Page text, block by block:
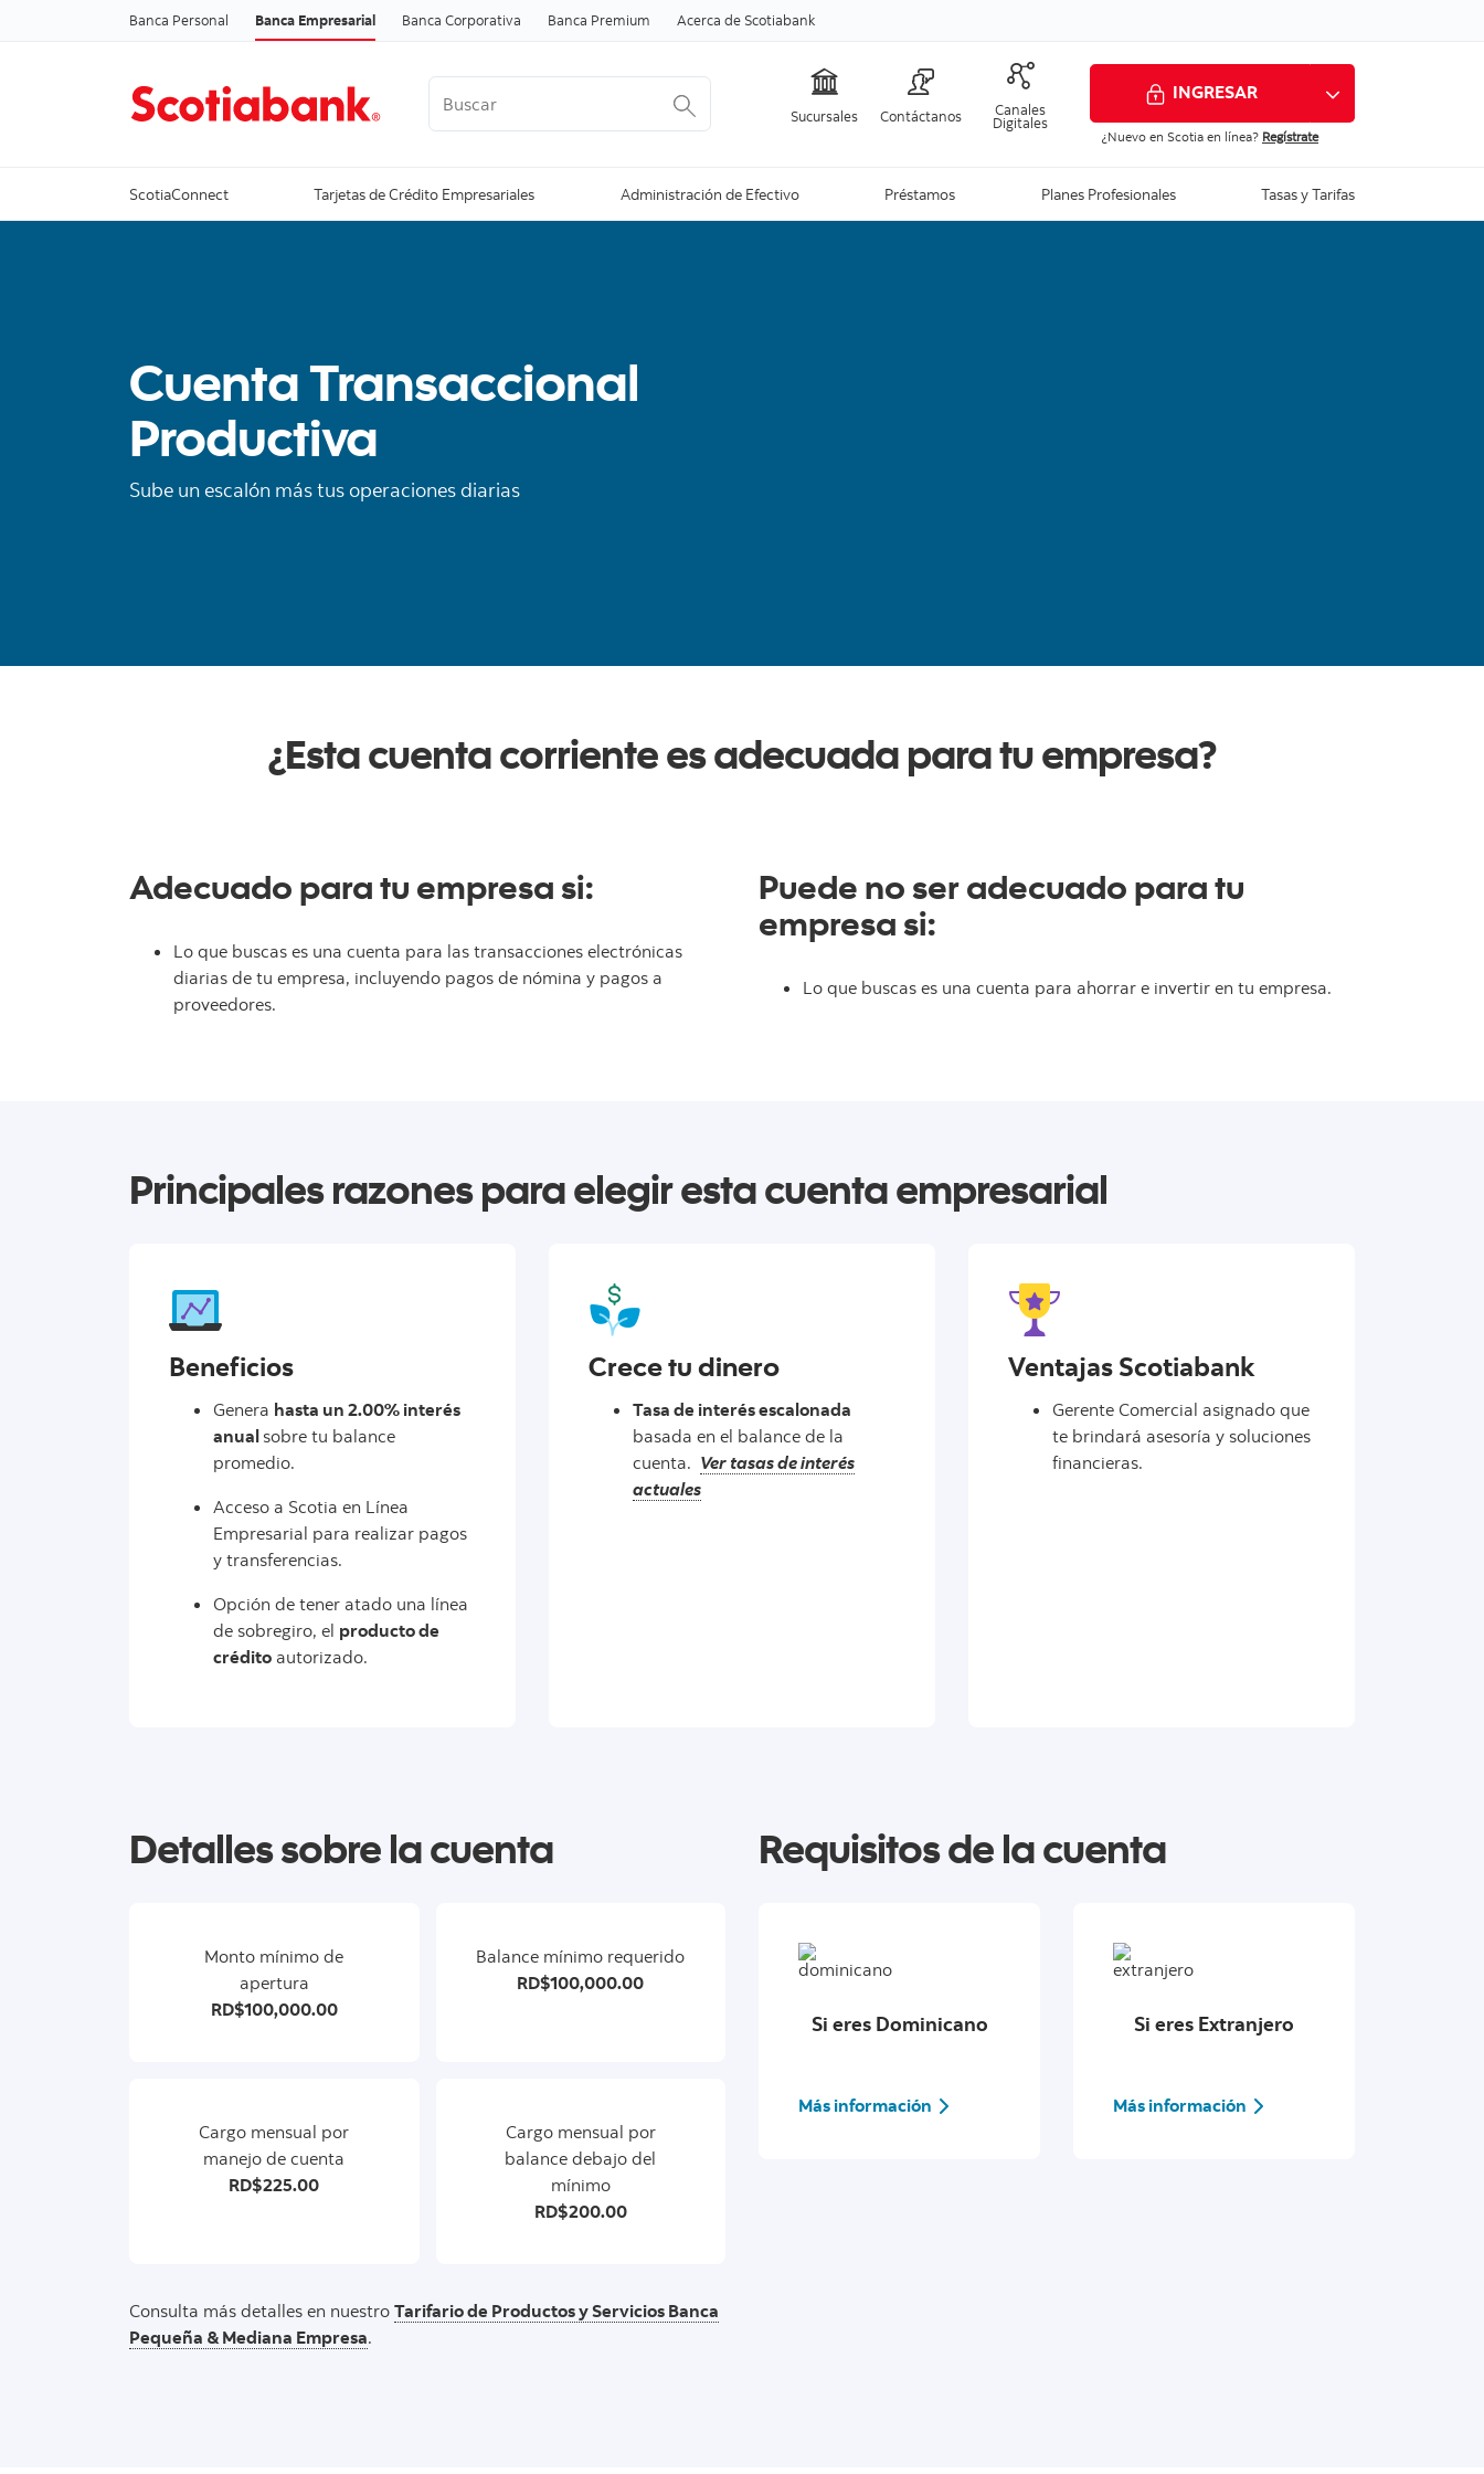
Skip to content
Banca Personal Banca Empresarial Banca Corporativa Banca Premium Acerca de Scotiabank
Sucursales Contáctanos Canales
Digitales
INGRESAR
¿Nuevo en Scotia en línea? Regístrate
ScotiaConnect Tarjetas de Crédito Empresariales Administración de Efectivo Préstamos Planes Profesionales Tasas y Tarifas
Cuenta Transaccional
Productiva
Sube un escalón más tus operaciones diarias
¿Esta cuenta corriente es adecuada para tu empresa?
Adecuado para tu empresa si:
Lo que buscas es una cuenta para las transacciones electrónicas
diarias de tu empresa, incluyendo pagos de nómina y pagos a
proveedores.
Puede no ser adecuado para tu
empresa si:
Lo que buscas es una cuenta para ahorrar e invertir en tu empresa.
Principales razones para elegir esta cuenta empresarial
Beneficios
Genera hasta un 2.00% interés
anual sobre tu balance
promedio.
Acceso a Scotia en Línea
Empresarial para realizar pagos
y transferencias.
Opción de tener atado una línea
de sobregiro, el producto de
crédito autorizado.
Crece tu dinero
Tasa de interés escalonada
basada en el balance de la
cuenta. Ver tasas de interés
actuales
Ventajas Scotiabank
Gerente Comercial asignado que
te brindará asesoría y soluciones
financieras.
Detalles sobre la cuenta
Monto mínimo de
apertura
RD$100,000.00
Balance mínimo requerido
RD$100,000.00
Cargo mensual por
manejo de cuenta
RD$225.00
Cargo mensual por
balance debajo del
mínimo
RD$200.00
Consulta más detalles en nuestro Tarifario de Productos y Servicios Banca
Pequeña & Mediana Empresa.
Requisitos de la cuenta
Si eres Dominicano
Más información
Si eres Extranjero
Más información